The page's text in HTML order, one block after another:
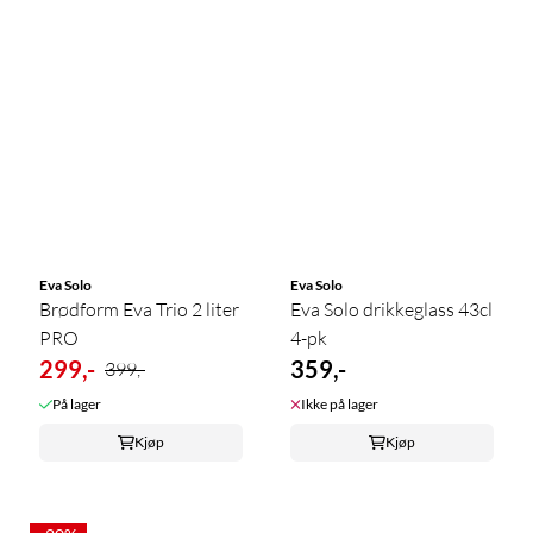
Eva Solo
Brødform Eva Trio 2 liter
PRO
299,- 399,-
På lager
Kjøp
Eva Solo
Eva Solo drikkeglass 43cl
4-pk
359,-
Ikke på lager
Kjøp